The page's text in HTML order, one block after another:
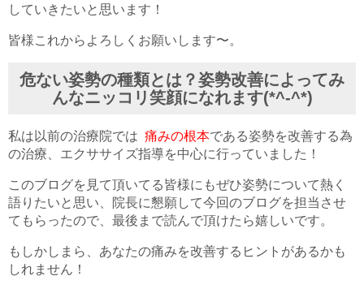
していきたいと思います！
皆様これからよろしくお願いします〜。
危ない姿勢の種類とは？姿勢改善によってみ
んなニッコリ笑顔になれます(*^-^*)
私は以前の治療院では 痛みの根本である姿勢を改善する為
の治療、エクササイズ指導を中心に行っていました！
このブログを見て頂いてる皆様にもぜひ姿勢について熱く
語りたいと思い、院長に懇願して今回のブログを担当させ
てもらったので、最後まで読んで頂けたら嬉しいです。
もしかしまら、あなたの痛みを改善するヒントがあるかも
しれません！